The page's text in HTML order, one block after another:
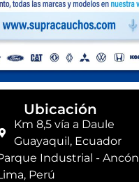
Celular Perú
(+51) 941 541 444
Celular Ecuador
(+593) 99 078 6063
Ubicación
Km 8,5 vía a Daule
Guayaquil, Ecuador
Industrial - Ancón
Perú